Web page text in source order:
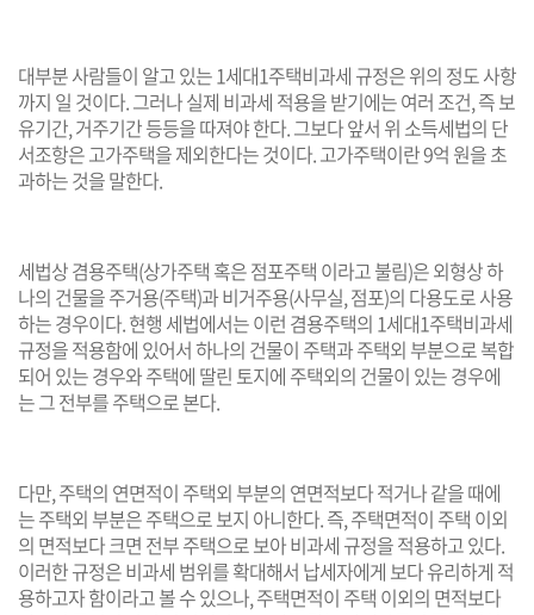
대부분 사람들이 알고 있는 1세대1주택비과세 규정은 위의 정도 사항
까지 일 것이다. 그러나 실제 비과세 적용을 받기에는 여러 조건, 즉 보
유기간, 거주기간 등등을 따져야 한다. 그보다 앞서 위 소득세법의 단
서조항은 고가주택을 제외한다는 것이다. 고가주택이란 9억 원을 초
과하는 것을 말한다.
세법상 겸용주택(상가주택 혹은 점포주택 이라고 불림)은 외형상 하
나의 건물을 주거용(주택)과 비거주용(사무실, 점포)의 다용도로 사용
하는 경우이다. 현행 세법에서는 이런 겸용주택의 1세대1주택비과세
규정을 적용함에 있어서 하나의 건물이 주택과 주택외 부분으로 복합
되어 있는 경우와 주택에 딸린 토지에 주택외의 건물이 있는 경우에
는 그 전부를 주택으로 본다.
다만, 주택의 연면적이 주택외 부분의 연면적보다 적거나 같을 때에
는 주택외 부분은 주택으로 보지 아니한다. 즉, 주택면적이 주택 이외
의 면적보다 크면 전부 주택으로 보아 비과세 규정을 적용하고 있다.
이러한 규정은 비과세 범위를 확대해서 납세자에게 보다 유리하게 적
용하고자 함이라고 볼 수 있으나, 주택면적이 주택 이외의 면적보다